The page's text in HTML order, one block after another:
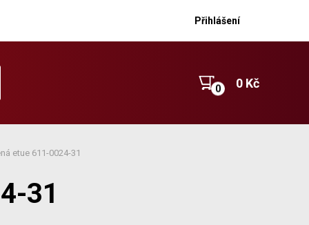
Přihlášení
0 Kč
etue 611-0024-31
31